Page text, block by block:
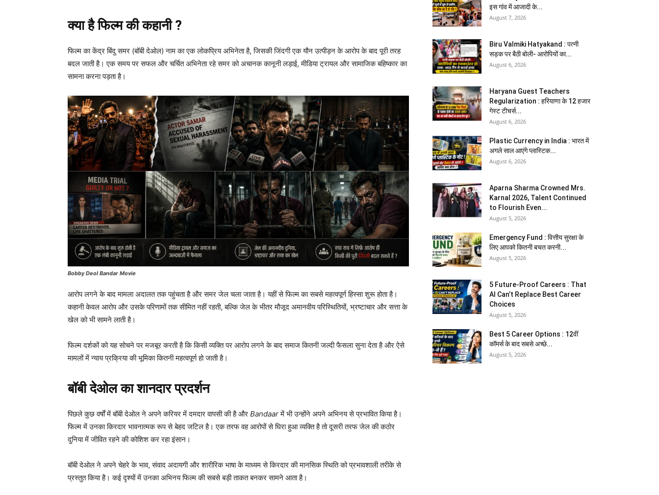
क्या है फिल्म की कहानी ?
फिल्म का केंद्र बिंदु समर (बॉबी देओल) नाम का एक लोकप्रिय अभिनेता है, जिसकी जिंदगी एक यौन उत्पीड़न के आरोप के बाद पूरी तरह
बदल जाती है। एक समय पर सफल और चर्चित अभिनेता रहे समर को अचानक कानूनी लड़ाई, मीडिया ट्रायल और सामाजिक बहिष्कार का
सामना करना पड़ता है।
Bobby Deol Bandar Movie
आरोप लगने के बाद मामला अदालत तक पहुंचता है और समर जेल चला जाता है। यहीं से फिल्म का सबसे महत्वपूर्ण हिस्सा शुरू होता है।
कहानी केवल आरोप और उसके परिणामों तक सीमित नहीं रहती, बल्कि जेल के भीतर मौजूद अमानवीय परिस्थितियों, भ्रष्टाचार और सत्ता के
खेल को भी सामने लाती है।
फिल्म दर्शकों को यह सोचने पर मजबूर करती है कि किसी व्यक्ति पर आरोप लगने के बाद समाज कितनी जल्दी फैसला सुना देता है और ऐसे
मामलों में न्याय प्रक्रिया की भूमिका कितनी महत्वपूर्ण हो जाती है।
बॉबी देओल का शानदार प्रदर्शन
पिछले कुछ वर्षों में बॉबी देओल ने अपने करियर में दमदार वापसी की है और Bandaarमें भी उन्होंने अपने अभिनय से प्रभावित किया है।
फिल्म में उनका किरदार भावनात्मक रूप से बेहद जटिल है। एक तरफ वह आरोपों से घिरा हुआ व्यक्ति है तो दूसरी तरफ जेल की कठोर
दुनिया में जीवित रहने की कोशिश कर रहा इंसान।
बॉबी देओल ने अपने चेहरे के भाव, संवाद अदायगी और शारीरिक भाषा के माध्यम से किरदार की मानसिक स्थिति को प्रभावशाली तरीके से
प्रस्तुत किया है। कई दृश्यों में उनका अभिनय फिल्म की सबसे बड़ी ताकत बनकर सामने आता है।
इस गांव में आजादी के...
August 7, 2026
Biru Valmiki Hatyakand : पत्नी
सड़क पर बैठी बोली- आरोपियों का...
August 6, 2026
Haryana Guest Teachers
Regularization : हरियाणा के 12 हजार
गेस्ट टीचर्स...
August 6, 2026
Plastic Currency in India : भारत में
अगले साल आएंगे प्लास्टिक...
August 6, 2026
Aparna Sharma Crowned Mrs.
Karnal 2026, Talent Continued
to Flourish Even...
August 5, 2026
Emergency Fund : वित्तीय सुरक्षा के
लिए आपको कितनी बचत करनी...
August 5, 2026
5 Future-Proof Careers : That
AI Can’t Replace Best Career
Choices
August 5, 2026
Best 5 Career Options : 12वीं
कॉमर्स के बाद सबसे अच्छे...
August 5, 2026